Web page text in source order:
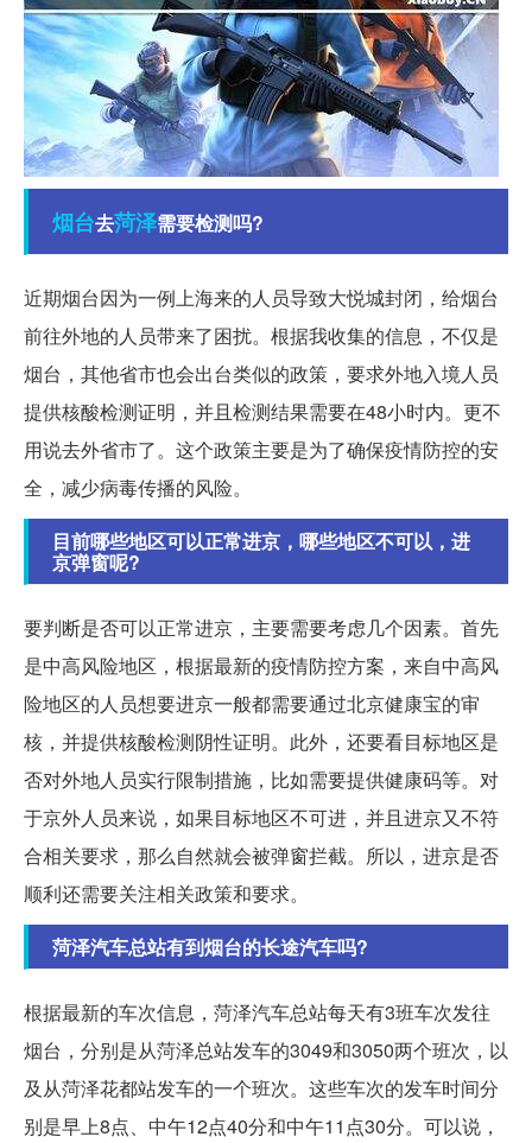
烟台去菏泽需要检测吗?
近期烟台因为一例上海来的人员导致大悦城封闭，给烟台
前往外地的人员带来了困扰。根据我收集的信息，不仅是
烟台，其他省市也会出台类似的政策，要求外地入境人员
提供核酸检测证明，并且检测结果需要在48小时内。更不
用说去外省市了。这个政策主要是为了确保疫情防控的安
全，减少病毒传播的风险。
目前哪些地区可以正常进京，哪些地区不可以，进
京弹窗呢?
要判断是否可以正常进京，主要需要考虑几个因素。首先
是中高风险地区，根据最新的疫情防控方案，来自中高风
险地区的人员想要进京一般都需要通过北京健康宝的审
核，并提供核酸检测阴性证明。此外，还要看目标地区是
否对外地人员实行限制措施，比如需要提供健康码等。对
于京外人员来说，如果目标地区不可进，并且进京又不符
合相关要求，那么自然就会被弹窗拦截。所以，进京是否
顺利还需要关注相关政策和要求。
菏泽汽车总站有到烟台的长途汽车吗?
根据最新的车次信息，菏泽汽车总站每天有3班车次发往
烟台，分别是从菏泽总站发车的3049和3050两个班次，以
及从菏泽花都站发车的一个班次。这些车次的发车时间分
别是早上8点、中午12点40分和中午11点30分。可以说，